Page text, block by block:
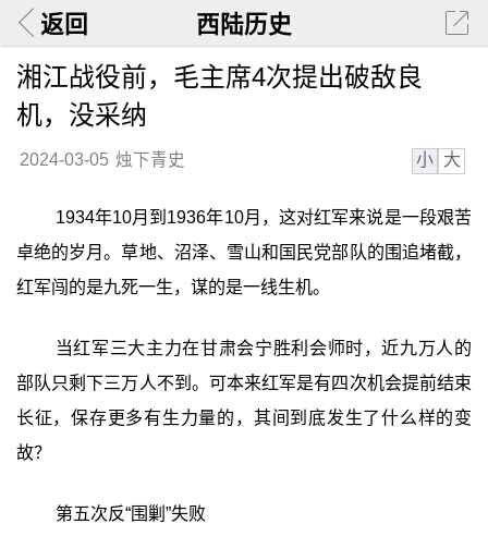
返回 西陆历史
湘江战役前，毛主席4次提出破敌良
机，没采纳
2024-03-05 烛下青史 小 大
1934年10月到1936年10月，这对红军来说是一段艰苦
卓绝的岁月。草地、沼泽、雪山和国民党部队的围追堵截，
红军闯的是九死一生，谋的是一线生机。
当红军三大主力在甘肃会宁胜利会师时，近九万人的
部队只剩下三万人不到。可本来红军是有四次机会提前结束
长征，保存更多有生力量的，其间到底发生了什么样的变
故？
第五次反“围剿”失败